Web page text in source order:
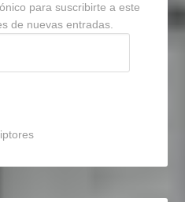
para suscribirte a este
de nuevas entradas.